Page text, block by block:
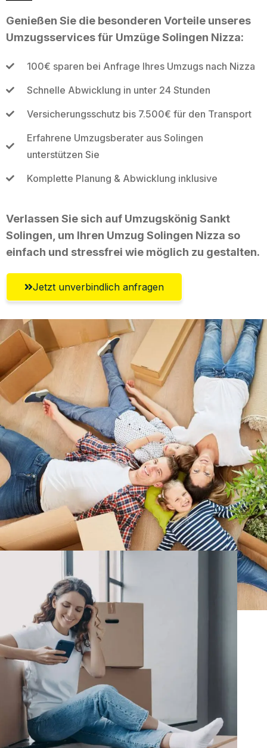
Genießen Sie die besonderen Vorteile unseres
Umzugsservices für Umzüge Solingen Nizza:
100€ sparen bei Anfrage Ihres Umzugs nach Nizza
Schnelle Abwicklung in unter 24 Stunden
Versicherungsschutz bis 7.500€ für den Transport
Erfahrene Umzugsberater aus Solingen
unterstützen Sie
Komplette Planung & Abwicklung inklusive
Verlassen Sie sich auf Umzugskönig Sankt
Solingen, um Ihren Umzug Solingen Nizza so
einfach und stressfrei wie möglich zu gestalten.
Jetzt unverbindlich anfragen